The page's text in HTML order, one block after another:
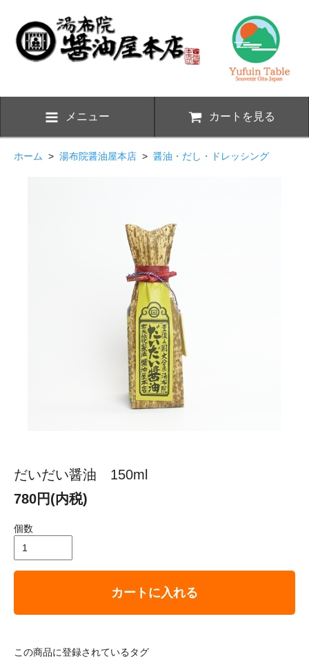
メニュー カートを見る
ホーム > 湯布院醤油屋本店 > 醤油・だし・ドレッシング
だいだい醤油 150ml
780円(内税)
個数
カートに入れる
この商品に登録されているタグ